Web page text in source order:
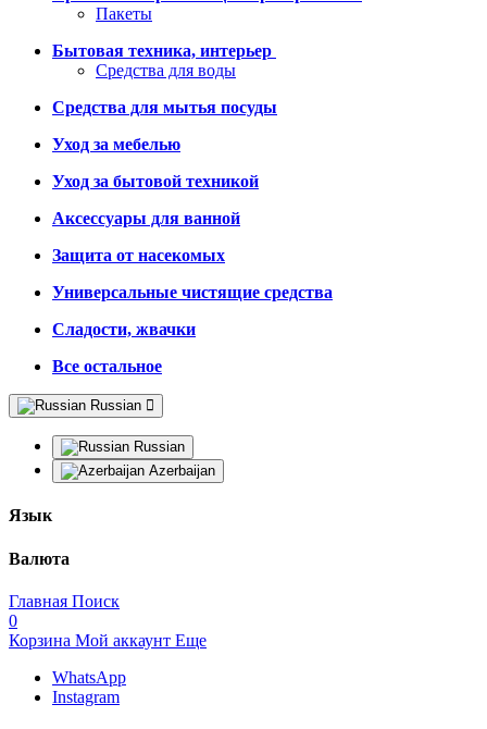
Пакеты
Бытовая техника, интерьер
Средства для воды
Средства для мытья посуды
Уход за мебелью
Уход за бытовой техникой
Аксессуары для ванной
Защита от насекомых
Универсальные чистящие средства
Сладости, жвачки
Все остальное
Russian
Russian
Azerbaijan
Язык
Валюта
Главная Поиск
0
Корзина Мой аккаунт Еще
WhatsApp
Instagram